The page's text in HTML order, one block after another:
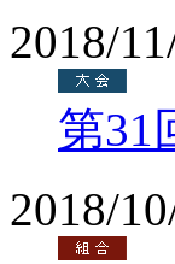
2018/
第31
2018/